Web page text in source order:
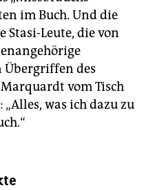
im Buch. Und die
Stasi-Leute, die von
Übergriffen des
vom Tisch
was ich dazu zu